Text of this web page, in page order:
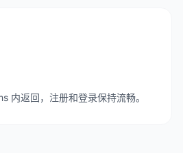
内返回，注册和登录保持流畅。